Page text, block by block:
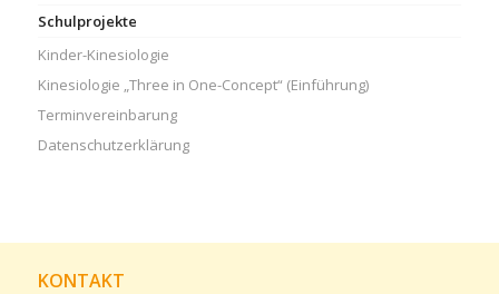
Schulprojekte
Kinder-Kinesiologie
Kinesiologie „Three in One-Concept“ (Einführung)
Terminvereinbarung
Datenschutzerklärung
KONTAKT